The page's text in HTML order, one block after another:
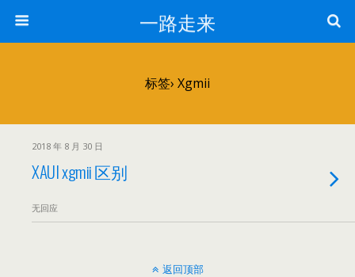
一路走来
标签› Xgmii
2018 年 8 月 30 日
XAUI xgmii 区别
无回应
返回顶部